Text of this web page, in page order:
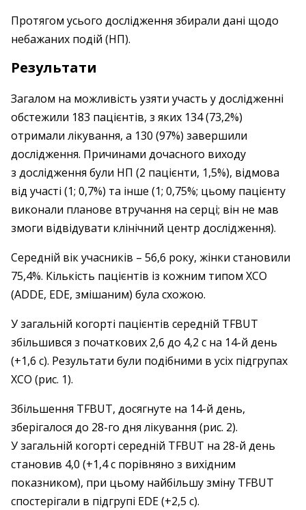
Протягом усього дослідження збирали дані щодо
небажаних подій (НП).
Результати
Загалом на можливість узяти участь у дослідженні
обстежили 183 пацієнтів, з яких 134 (73,2%)
отримали лікування, а 130 (97%) завершили
дослідження. Причинами дочасного виходу
з дослідження були НП (2 пацієнти, 1,5%), відмова
від участі (1; 0,7%) та інше (1; 0,75%; цьому пацієнту
виконали планове втручання на серці; він не мав
змоги відвідувати клінічний центр дослідження).
Середній вік учасників – 56,6 року, жінки становили
75,4%. Кількість пацієнтів із кожним типом ХСО
(ADDE, EDE, змішаним) була схожою.
У загальній когорті пацієнтів середній TFBUT
збільшився з початкових 2,6 до 4,2 с на 14-й день
(+1,6 с). Результати були подібними в усіх підгрупах
ХСО (рис. 1).
Збільшення TFBUT, досягнуте на 14-й день,
зберігалося до 28-го дня лікування (рис. 2).
У загальній когорті середній TFBUT на 28-й день
становив 4,0 (+1,4 с порівняно з вихідним
показником), при цьому найбільшу зміну TFBUT
спостерігали в підгрупі EDE (+2,5 с).